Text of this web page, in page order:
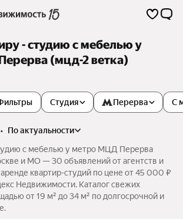
- студию с мебелью у
(мцд-2 ветка)
Студия Перерва С
•
по актуальности
с мебелью у метро МЦД Перерва
и МО — 30 объявлений от агентств и
квартир-студий по цене от 45 000 ₽
Недвижимости. Каталог свежих
от 19 м² до 34 м² по долгосрочной и